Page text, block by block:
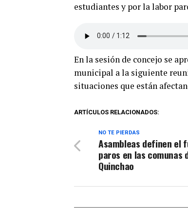
estudiantes y por la labor
En la sesión de concejo se
municipal a la siguiente
situaciones que están
ARTÍCULOS RELACIONADOS:
NO TE PIERDAS
Asambleas definen el
paros en las comunas
Quinchao